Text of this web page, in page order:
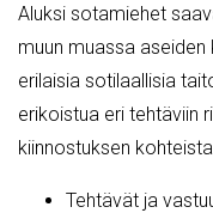
Aluksi sotamiehet
muun muassa
erilaisia sotilaallisia
erikoistua eri tehtäviin
kiinnostuksen
Tehtävät ja